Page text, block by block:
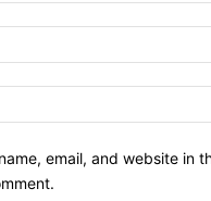
email, and website in